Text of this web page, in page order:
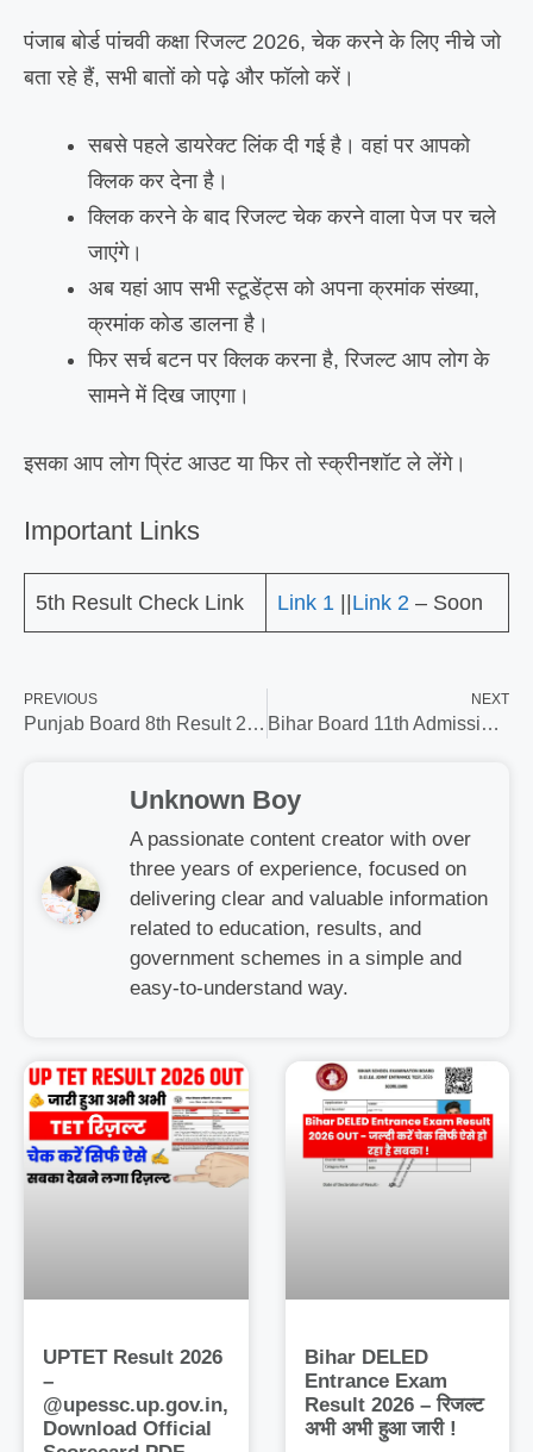
पंजाब बोर्ड पांचवी कक्षा रिजल्ट 2026, चेक करने के लिए नीचे जो
बता रहे हैं, सभी बातों को पढ़े और फॉलो करें।
सबसे पहले डायरेक्ट लिंक दी गई है। वहां पर आपको
क्लिक कर देना है।
क्लिक करने के बाद रिजल्ट चेक करने वाला पेज पर चले
जाएंगे।
अब यहां आप सभी स्टूडेंट्स को अपना क्रमांक संख्या,
क्रमांक कोड डालना है।
फिर सर्च बटन पर क्लिक करना है, रिजल्ट आप लोग के
सामने में दिख जाएगा।
इसका आप लोग प्रिंट आउट या फिर तो स्क्रीनशॉट ले लेंगे।
Important Links
5th Result Check Link Link 1 ||Link 2 – Soon
PREVIOUS
Punjab Board 8th Result 2026 – जारी, आठवीं कक्षा का रिजल्ट? @pseb.ac.in
NEXT
Bihar Board 11th Admission 2026 – इस दिन से शुरू हो सकता है। ऑनलाइन आवेदन
Unknown Boy
A passionate content creator with over
three years of experience, focused on
delivering clear and valuable information
related to education, results, and
government schemes in a simple and
easy-to-understand way.
UPTET Result 2026
–
@upessc.up.gov.in,
Download Official
Bihar DELED
Entrance Exam
Result 2026 – रिजल्ट
अभी अभी हुआ जारी !